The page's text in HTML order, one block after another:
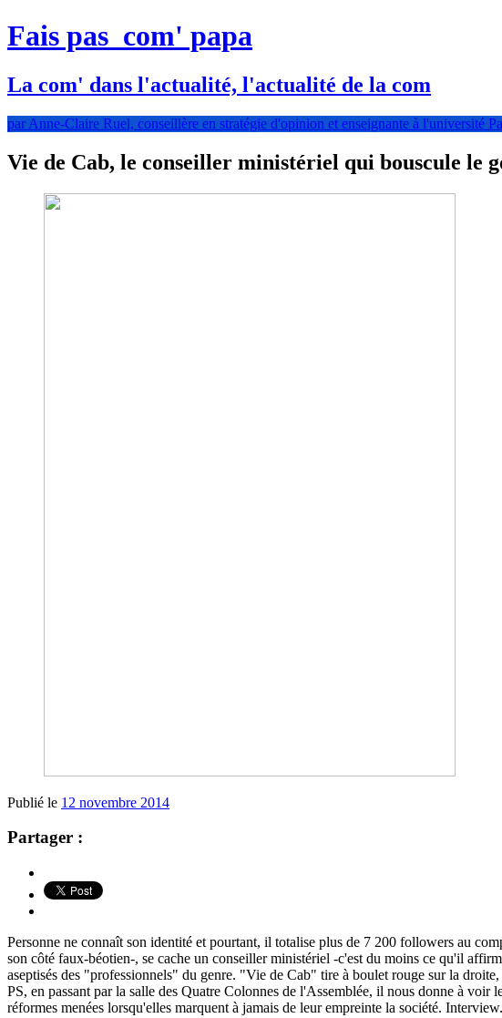
Fais pas com' papa
La com' dans l'actualité, l'actualité de la com
par Anne-Claire Ruel, conseillère en stratégie d'opinion et enseignante à l'université
Vie de Cab, le conseiller ministériel qui bouscule le
Publié le 12 novembre 2014
Partager :
Personne ne connaît son identité et pourtant, il totalise plus de 7 200 followers au
son côté faux-béotien-, se cache un conseiller ministériel -c'est du moins ce qu'il
aseptisés des "professionnels" du genre. "Vie de Cab" tire à boulet rouge sur la
PS, en passant par la salle des Quatre Colonnes de l'Assemblée, il nous donne à
réformes menées lorsqu'elles marquent à jamais de leur empreinte la société.